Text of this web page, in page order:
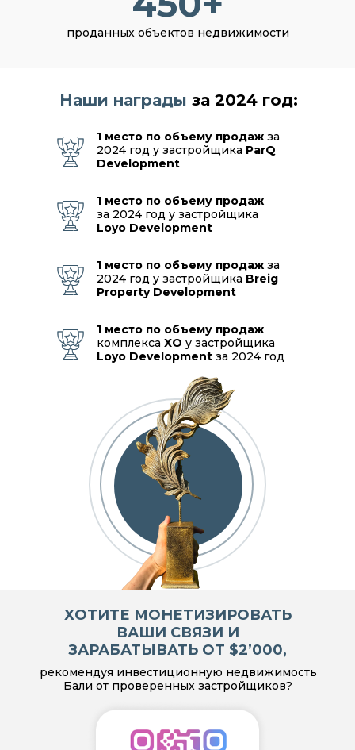
проданных объектов недвижимости
Наши награды за 2024 год:
1 место по объему продаж за
2024 год у застройщика ParQ
Development
1 место по объему продаж
за 2024 год у застройщика
Loyo Development
1 место по объему продаж за
2024 год у застройщика Breig
Property Development
1 место по объему продаж
комплекса ХО у застройщика
Loyo Development за 2024 год
ХОТИТЕ МОНЕТИЗИРОВАТЬ
ВАШИ СВЯЗИ И
ЗАРАБАТЫВАТЬ ОТ $2’000,
рекомендуя инвестиционную недвижимость
Бали от проверенных застройщиков?